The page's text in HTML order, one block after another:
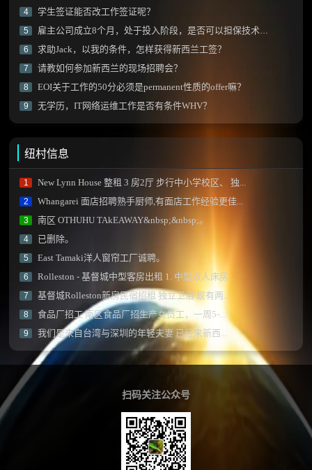
4 学生签证能否改工作签证呢？
5 雇主公司成立8个月，处于投入阶段，是否可以担保技术移民？
6 求助Jack，以我的条件，怎样获得新西兰工签？
7 请教如何参加新西兰的现场招聘会？
8 EOI关于工作的50分必须是permanent性质的offer嘛？
9 无学历，IT网络运维工作是否有条件WHV？
纽村信息
1 New Lynn House 整租 3 房2厅 步行中小学校区、 独...
2 Whangarei 面店招聘熟手厨师,有面店工作经验更佳...
3 南区 OTHUHU TAkEAWAY&nbsp;&nbsp;。
4 已删除。
5 East Tamaki洋人窗帘工厂诚聘。
6 Rolleston - 基督城中型客房出租 1. 中型双人床房...
7 基督城Rolleston新房民宿招租 独立卫浴 现有两...
8 食品厂招工 南区食品厂招生产女员工，一周5-...
9 我们是来自台湾与深圳的年轻夫妻 已经来新西...
扫码关注公众号